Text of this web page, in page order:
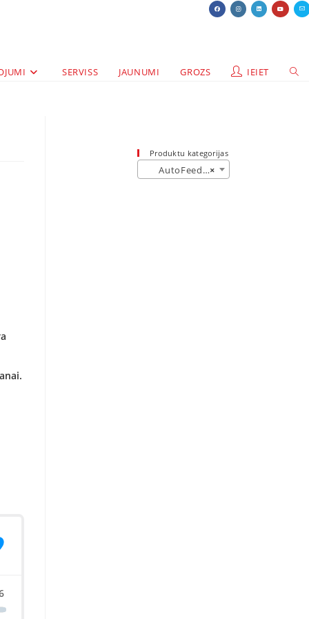
SERVISS JAUNUMI GROZS IEIET
Produktu kategorijas
×
AutoFeed+ (20)